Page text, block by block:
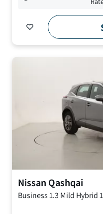
Nissan Qashqai
Business1.3 Mild Hybrid